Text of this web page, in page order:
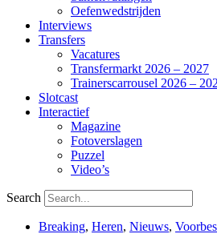
Oefenwedstrijden
Interviews
Transfers
Vacatures
Transfermarkt 2026 – 2027
Trainerscarrousel 2026 –
Slotcast
Interactief
Magazine
Fotoverslagen
Puzzel
Video’s
Search
Breaking, Heren, Nieuws,